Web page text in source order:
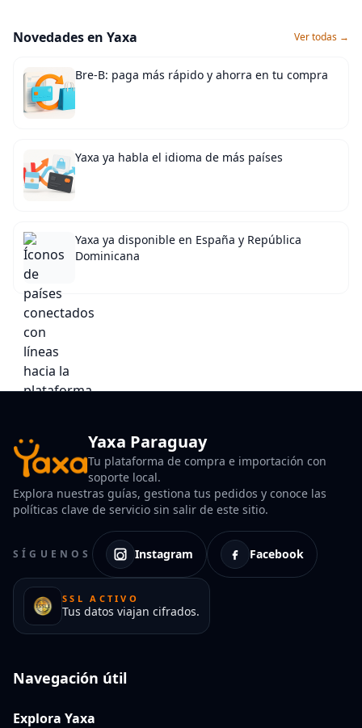
Novedades en Yaxa Ver todas →
Bre-B: paga más rápido y ahorra en tu compra
Yaxa ya habla el idioma de más países
Yaxa ya disponible en España y República
Dominicana
Yaxa Paraguay
Tu plataforma de compra e importación con
soporte local.
Explora nuestras guías, gestiona tus pedidos y conoce las
políticas clave de servicio sin salir de este sitio.
SÍGUENOS Instagram Facebook
SSL ACTIVO
Tus datos viajan cifrados.
Navegación útil
Explora Yaxa